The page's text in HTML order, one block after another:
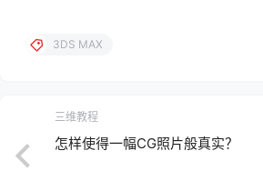
3DS MAX
三维教程
怎样使得一幅CG照片般真实？